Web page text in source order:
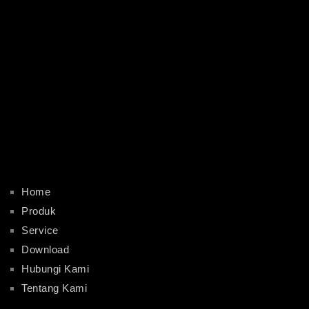
Home
Produk
Service
Download
Hubungi Kami
Tentang Kami